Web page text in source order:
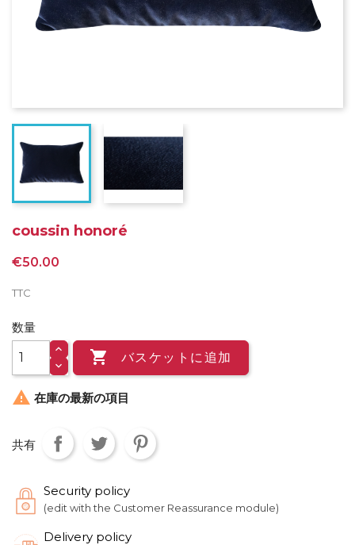
coussin honoré
€50.00
TTC
数量
 バスケットに追加
 在庫の最新の項目
共有
Security policy
(edit with the Customer Reassurance module)
Delivery policy